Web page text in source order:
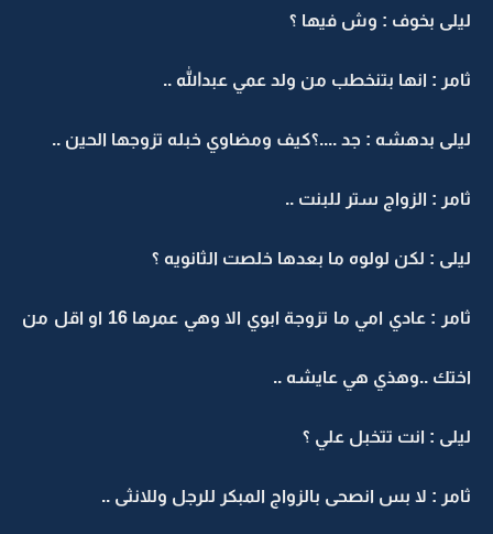
ليلى بخوف : وش فيها ؟
ثامر : انها بتنخطب من ولد عمي عبدالله ..
ليلى بدهشه : جد ....؟كيف ومضاوي خبله تزوجها الحين ..
ثامر : الزواج ستر للبنت ..
ليلى : لكن لولوه ما بعدها خلصت الثانويه ؟
ثامر : عادي امي ما تزوجة ابوي الا وهي عمرها 16 او اقل من
اختك ..وهذي هي عايشه ..
ليلى : انت تتخبل علي ؟
ثامر : لا بس انصحى بالزواج المبكر للرجل وللانثى ..